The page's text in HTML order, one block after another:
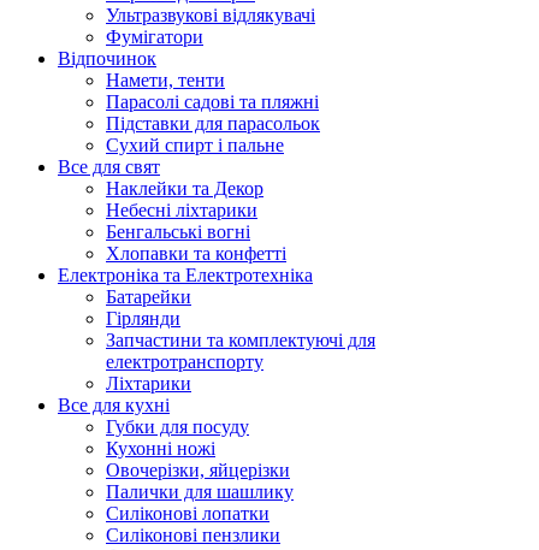
Ультразвукові відлякувачі
Фумігатори
Відпочинок
Намети, тенти
Парасолі садові та пляжні
Підставки для парасольок
Сухий спирт і пальне
Все для свят
Наклейки та Декор
Небесні ліхтарики
Бенгальські вогні
Хлопавки та конфетті
Електроніка та Електротехніка
Батарейки
Гірлянди
Запчастини та комплектуючі для
електротранспорту
Ліхтарики
Все для кухні
Губки для посуду
Кухонні ножі
Овочерізки, яйцерізки
Палички для шашлику
Силіконові лопатки
Силіконові пензлики